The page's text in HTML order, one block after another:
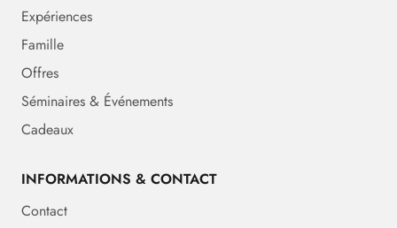
Expériences
Famille
Offres
Séminaires & Événements
Cadeaux
INFORMATIONS & CONTACT
Contact